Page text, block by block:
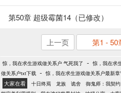
第50章 超级霉菌14（已修改）
上一页 第1 - 50
惊，我在求生游戏做关系户 气死我了 - 惊，我在求
做关系户txt下载 - 惊，我在求生游戏做关系户最新
大家在看 十日终焉 龙族 诡舍 御鬼师：我契